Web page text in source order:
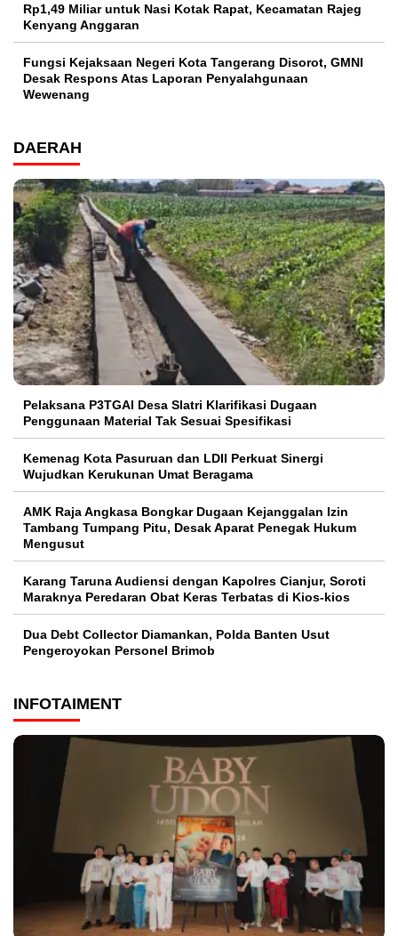
Rp1,49 Miliar untuk Nasi Kotak Rapat, Kecamatan Rajeg
Kenyang Anggaran
Fungsi Kejaksaan Negeri Kota Tangerang Disorot, GMNI
Desak Respons Atas Laporan Penyalahgunaan
Wewenang
DAERAH
Pelaksana P3TGAI Desa Slatri Klarifikasi Dugaan
Penggunaan Material Tak Sesuai Spesifikasi
Kemenag Kota Pasuruan dan LDII Perkuat Sinergi
Wujudkan Kerukunan Umat Beragama
AMK Raja Angkasa Bongkar Dugaan Kejanggalan Izin
Tambang Tumpang Pitu, Desak Aparat Penegak Hukum
Mengusut
Karang Taruna Audiensi dengan Kapolres Cianjur, Soroti
Maraknya Peredaran Obat Keras Terbatas di Kios-kios
Dua Debt Collector Diamankan, Polda Banten Usut
Pengeroyokan Personel Brimob
INFOTAIMENT